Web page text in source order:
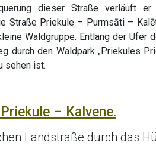
dieser Straße verläuft er
Straße Priekule – Purmsāti –
Waldgruppe. Entlang der Ufer
durch den Waldpark „Priekules
sehen ist.
– Kalvene.
Landstraße durch das